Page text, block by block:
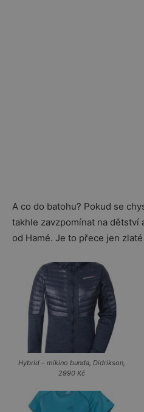
A co do batohu? Pokud se
takhle zavzpomínat na dětství
od Hamé. Je to přece jen
Hybrid – mikino bunda, Didrikson,
2990 Kč